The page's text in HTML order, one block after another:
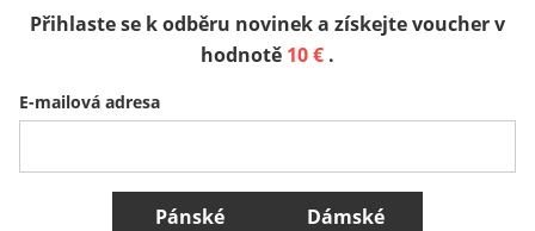
Slovenija
Belgique (Français) Danmark Norge
Všechny země
Přihlaste se k odběru novinek a získejte voucher v
hodnotě 10 € .
E-mailová adresa
Pánské Dámské